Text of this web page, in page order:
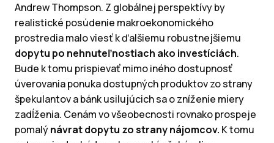
Andrew Thompson. Z globálnej perspektívy by
realistické posúdenie makroekonomického
prostredia malo viesť k ďalšiemu robustnejšiemu
dopytu po nehnuteľnostiach ako investíciách.
Bude k tomu prispievať mimo iného dostupnosť
úverovania ponuka dostupných produktov zo strany
špekulantov a bánk usilujúcich sa o zníženie miery
zadĺženia. Cenám vo všeobecnosti rovnako prospeje
pomalýnávrat dopytu zo strany nájomcov. K tomu